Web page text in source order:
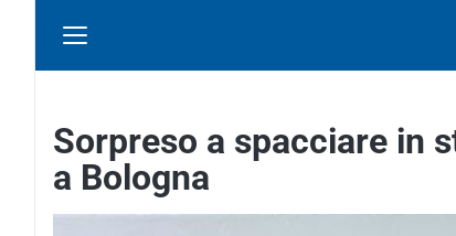
Sorpreso a spacciare in
a Bologna